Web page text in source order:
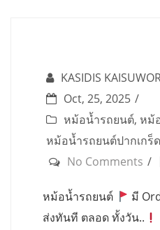
KASIDIS
Oct, 25, 2025
หม้อน้ำรถยนต์, หม้
หม้อน้ำรถยนต์ปากเกร็ด
No Comments
หม้อน้ำรถยนต์ มี
ส่งทันที ตลอด ทั้งวัน..